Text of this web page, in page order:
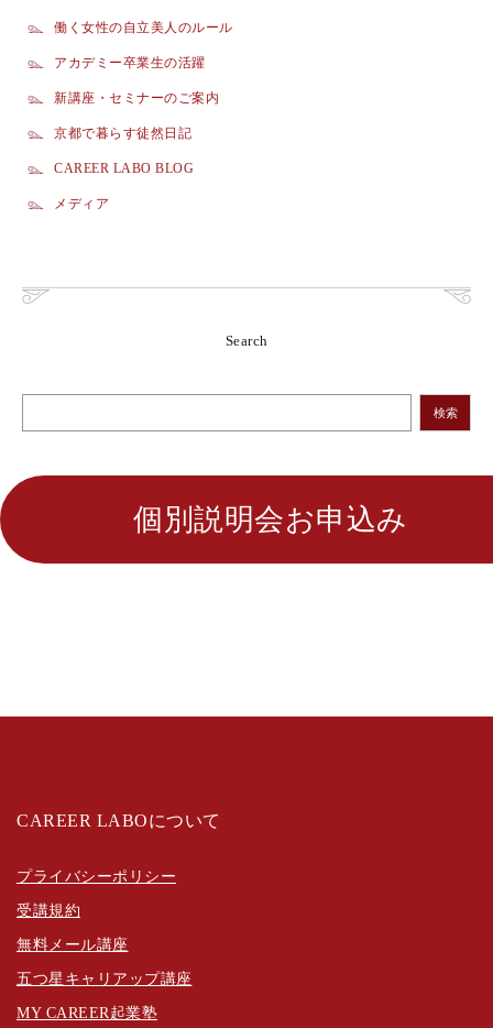
働く女性の自立美人のルール
アカデミー卒業生の活躍
新講座・セミナーのご案内
京都で暮らす徒然日記
CAREER LABO BLOG
メディア
Search
検索
個別説明会お申込み
CAREER LABOについて
プライバシーポリシー
受講規約
無料メール講座
五つ星キャリアップ講座
MY CAREER起業塾